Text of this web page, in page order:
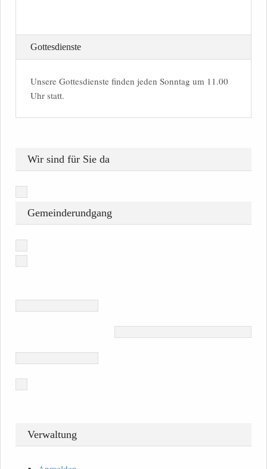
Gottesdienste
Unsere Gottesdienste finden jeden Sonntag um 11.00
Uhr statt.
Wir sind für Sie da
Gemeinderundgang
Verwaltung